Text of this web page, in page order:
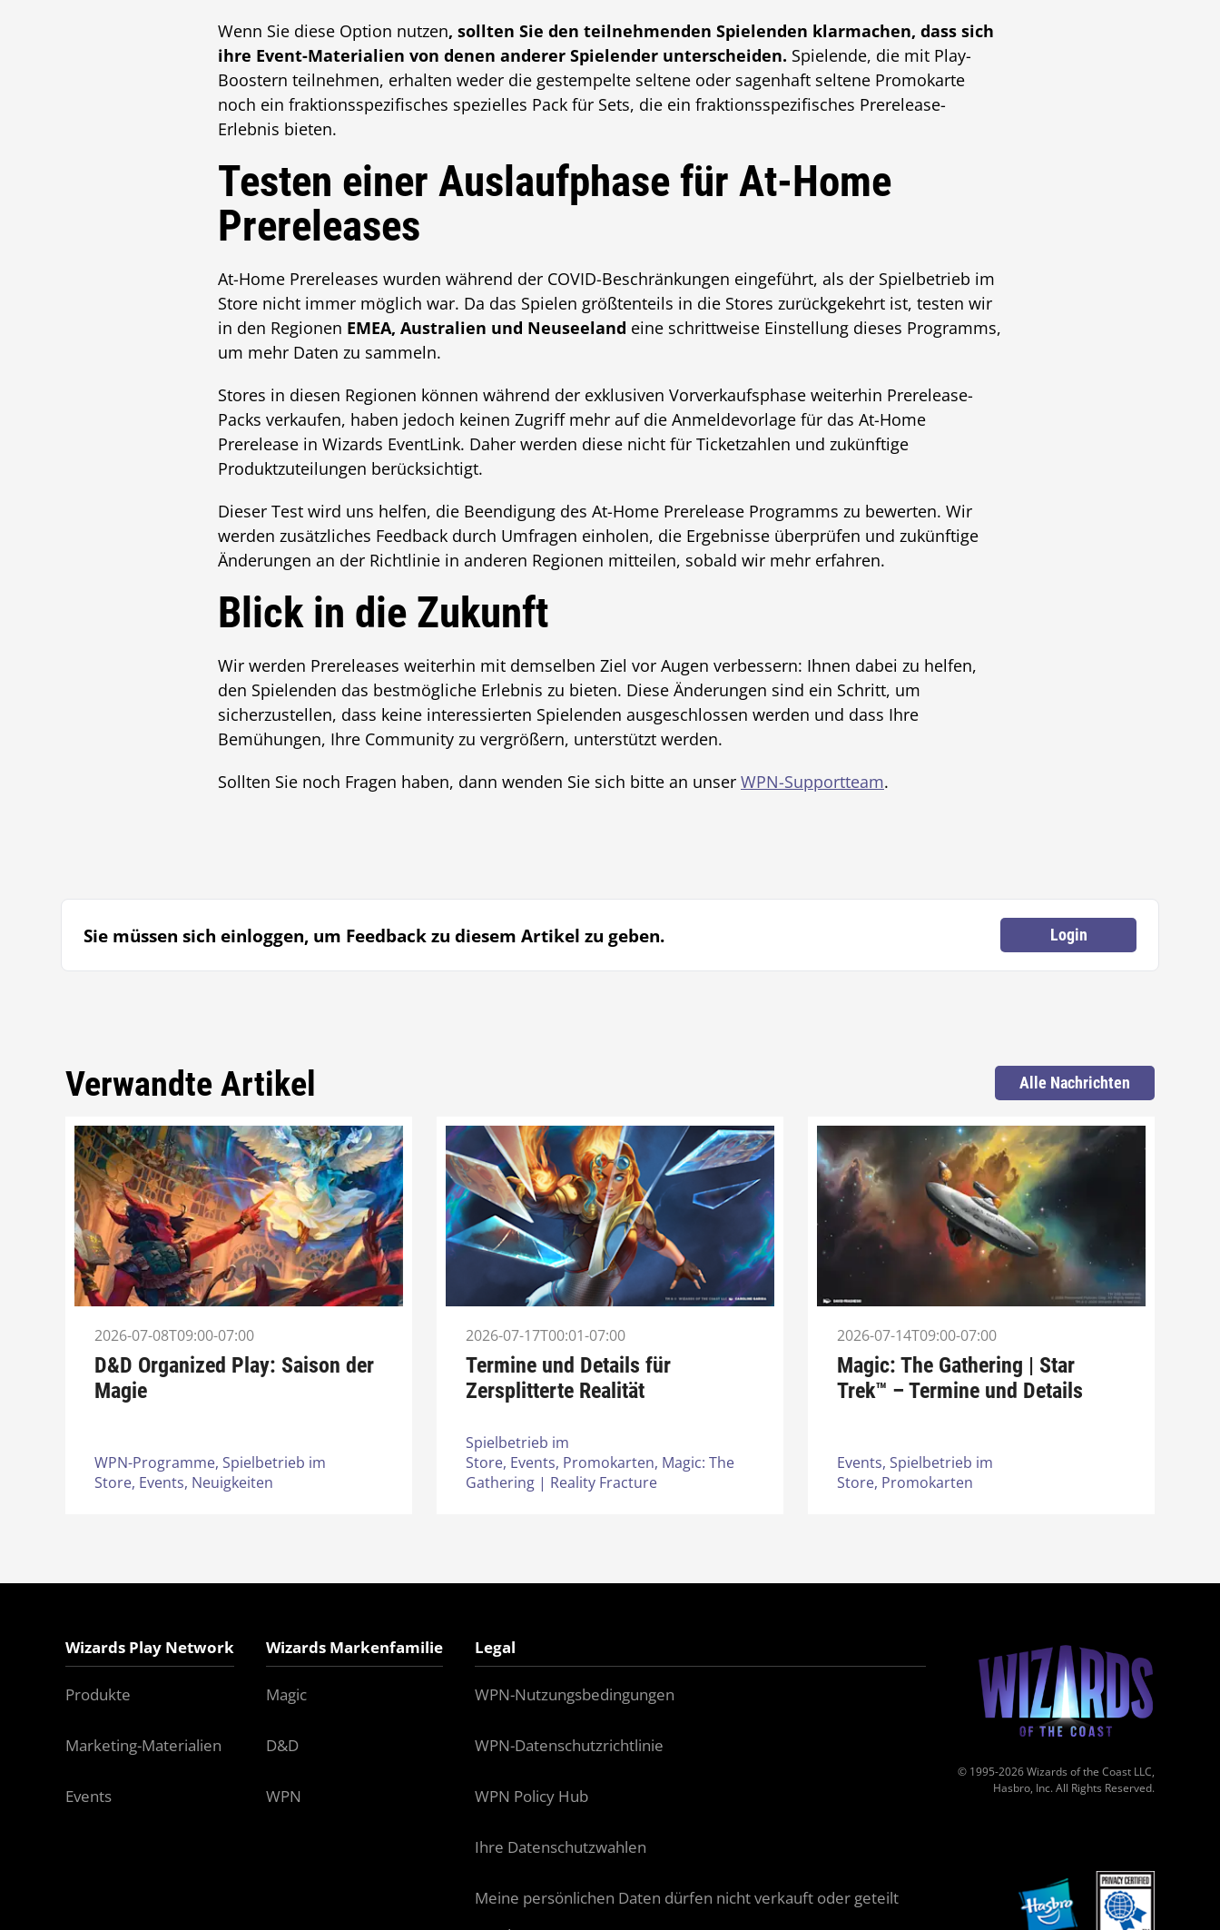
Wenn Sie diese Option nutzen, sollten Sie den teilnehmenden Spielenden klarmachen, dass sich
ihre Event-Materialien von denen anderer Spielender unterscheiden. Spielende, die mit Play-
Boostern teilnehmen, erhalten weder die gestempelte seltene oder sagenhaft seltene Promokarte
noch ein fraktionsspezifisches spezielles Pack für Sets, die ein fraktionsspezifisches Prerelease-
Erlebnis bieten.
Testen einer Auslaufphase für At-Home
Prereleases
At-Home Prereleases wurden während der COVID-Beschränkungen eingeführt, als der Spielbetrieb im
Store nicht immer möglich war. Da das Spielen größtenteils in die Stores zurückgekehrt ist, testen wir
in den Regionen EMEA, Australien und Neuseeland eine schrittweise Einstellung dieses Programms,
um mehr Daten zu sammeln.
Stores in diesen Regionen können während der exklusiven Vorverkaufsphase weiterhin Prerelease-
Packs verkaufen, haben jedoch keinen Zugriff mehr auf die Anmeldevorlage für das At-Home
Prerelease in Wizards EventLink. Daher werden diese nicht für Ticketzahlen und zukünftige
Produktzuteilungen berücksichtigt.
Dieser Test wird uns helfen, die Beendigung des At-Home Prerelease Programms zu bewerten. Wir
werden zusätzliches Feedback durch Umfragen einholen, die Ergebnisse überprüfen und zukünftige
Änderungen an der Richtlinie in anderen Regionen mitteilen, sobald wir mehr erfahren.
Blick in die Zukunft
Wir werden Prereleases weiterhin mit demselben Ziel vor Augen verbessern: Ihnen dabei zu helfen,
den Spielenden das bestmögliche Erlebnis zu bieten. Diese Änderungen sind ein Schritt, um
sicherzustellen, dass keine interessierten Spielenden ausgeschlossen werden und dass Ihre
Bemühungen, Ihre Community zu vergrößern, unterstützt werden.
Sollten Sie noch Fragen haben, dann wenden Sie sich bitte an unser WPN-Supportteam.
Sie müssen sich einloggen, um Feedback zu diesem Artikel zu geben. Login
Verwandte Artikel Alle Nachrichten
2026-07-08T09:00-07:00
D&D Organized Play: Saison der
Magie
WPN-Programme, Spielbetrieb im
Store, Events, Neuigkeiten
2026-07-17T00:01-07:00
Termine und Details für
Zersplitterte Realität
Spielbetrieb im
Store, Events, Promokarten, Magic: The
Gathering | Reality Fracture
2026-07-14T09:00-07:00
Magic: The Gathering | Star
Trek™ – Termine und Details
Events, Spielbetrieb im
Store, Promokarten
Wizards Play Network
Produkte
Marketing-Materialien
Events
Wizards Markenfamilie
Magic
D&D
WPN
Legal
WPN-Nutzungsbedingungen
WPN-Datenschutzrichtlinie
WPN Policy Hub
Ihre Datenschutzwahlen
Meine persönlichen Daten dürfen nicht verkauft oder geteilt
© 1995-2026 Wizards of the Coast LLC,
Hasbro, Inc. All Rights Reserved.